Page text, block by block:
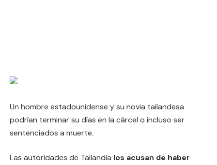
Un hombre estadounidense y su novia tailandesa
podrían terminar su días en la cárcel o incluso ser
sentenciados a muerte.
Las autoridades de Tailandia los acusan de haber